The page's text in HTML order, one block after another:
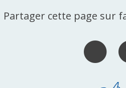
Partager cette page sur